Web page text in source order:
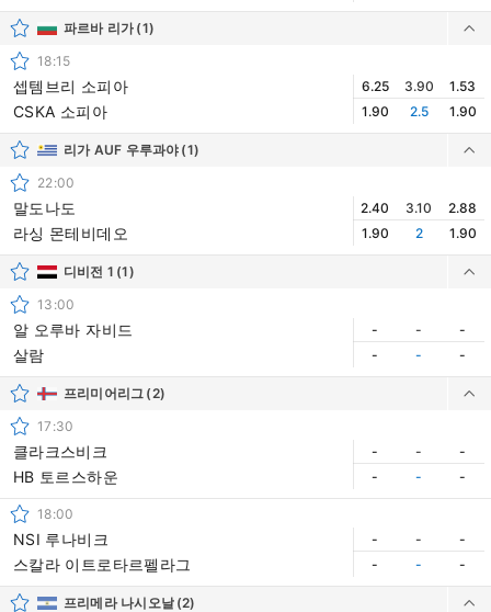
파르바 리가 (1)
18:15
셉템브리 소피아
CSKA 소피아
6.25 3.90
1.53
1.90
2.5 1.90
리가 AUF 우루과야 (1)
22:00
말도나도
라싱 몬테비데오
2.40 3.10
2.88
1.90
2 1.90
디비전 1 (1)
13:00
알 오루바 자비드
살람
- -
-
-
- -
프리미어리그 (2)
17:30
클라크스비크
HB 토르스하운
- -
-
-
- -
18:00
NSI 루나비크
스칼라 이트로타르펠라그
- -
-
-
- -
프리메라 나시오날 (2)